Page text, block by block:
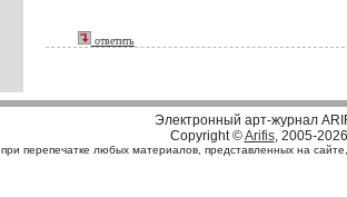
ответить
Электронный арт-журнал
Copyright ©Arifis, 2005-2026
при перепечатке любых материалов, представленных на